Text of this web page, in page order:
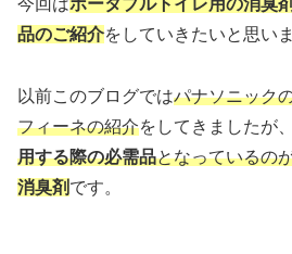
品のご紹介をしていきたいと思いま
以前このブログではパナソニック
フィーネの紹介をしてきましたが、
用する際の必需品となっているの
消臭剤 です。